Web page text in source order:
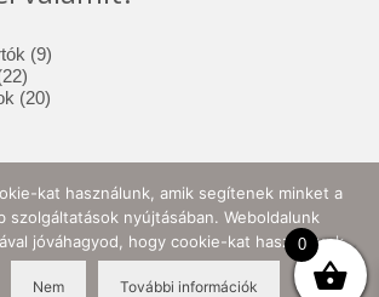
99
2222
termék
2020
1010
termék
0
kat használunk, amik segítenek minket a
szolgáltatások nyújtásában. Weboldalunk
jóváhagyod, hogy cookie-kat használjunk.
Nem További információk